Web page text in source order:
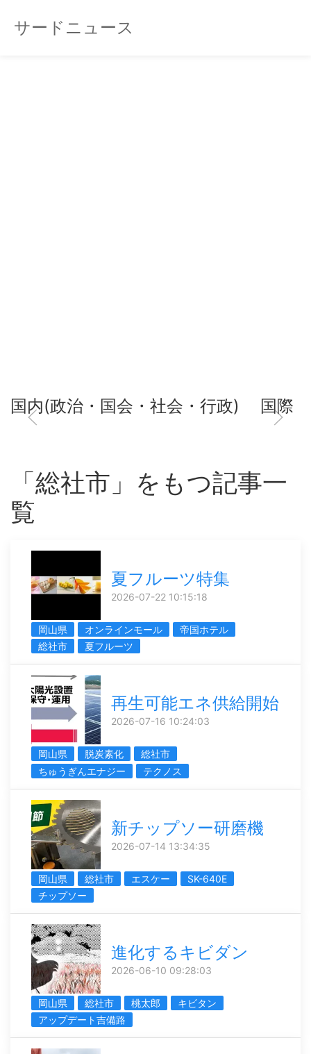
サードニュース
国内(政治・国会・社会・行政) 国際
「総社市」をもつ記事一
覧
夏フルーツ特集
2026-07-22 10:15:18
岡山県 オンラインモール
帝国ホテル
総社市
夏フルーツ
再生可能エネ供給開始
2026-07-16 10:24:03
岡山県 脱炭素化
総社市
ちゅうぎんエナジー
テクノス
新チップソー研磨機
2026-07-14 13:34:35
岡山県 総社市 エスケー
SK-640E
チップソー
進化するキビダン
2026-06-10 09:28:03
岡山県 総社市 桃太郎
キビタン
アップデート吉備路